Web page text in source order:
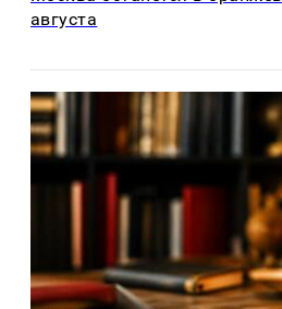
августа